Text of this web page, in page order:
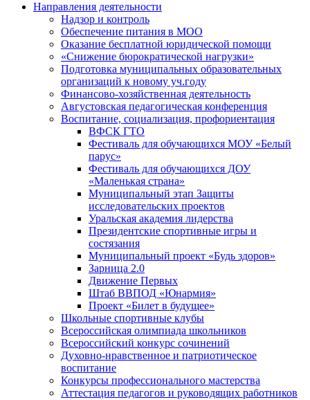
Направления деятельности
Надзор и контроль
Обеспечение питания в МОО
Оказание бесплатной юридической помощи
«Снижение бюрократической нагрузки»
Подготовка муниципальных образовательных
организаций к новому уч.году
Финансово-хозяйственная деятельность
Августовская педагогическая конференция
Воспитание, социализация, профориентация
ВФСК ГТО
Фестиваль для обучающихся МОУ «Белый
парус»
Фестиваль для обучающихся ДОУ
«Маленькая страна»
Муниципальный этап Защиты
исследовательских проектов
Уральская академия лидерства
Президентские спортивные игры и
состязания
Муниципальный проект «Будь здоров»
Зарница 2.0
Движение Первых
Штаб ВВПОД «Юнармия»
Проект «Билет в будущее»
Школьные спортивные клубы
Всероссийская олимпиада школьников
Всероссийский конкурс сочинений
Духовно-нравственное и патриотическое
воспитание
Конкурсы профессионального мастерства
Аттестация педагогов и руководящих работников